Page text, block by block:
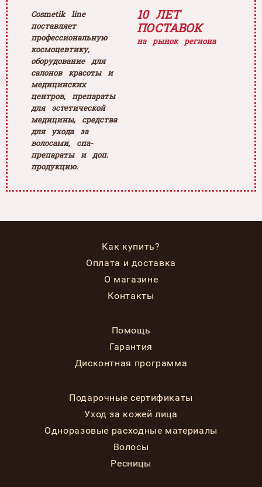
Cosmetik line
поставляет
профессиональную
космоцевтику,
оборудование для
салонов красоты и
медицинских
центров, препараты
для эстетической
медицины, средства
для ухода за
волосами, спа-
препараты и доп.
продукцию.
10 ЛЕТ
ПОСТАВОК
на рынок региона
Как купить?
Оплата и доставка
О магазине
Контакты
Помощь
Гарантия
Дисконтная программа
Подарочные сертификаты
Уход за кожей лица
Одноразовые расходные материалы
Волосы
Ресницы